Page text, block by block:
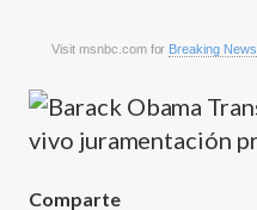
Visit msnbc.com for Breaking News
Comparte